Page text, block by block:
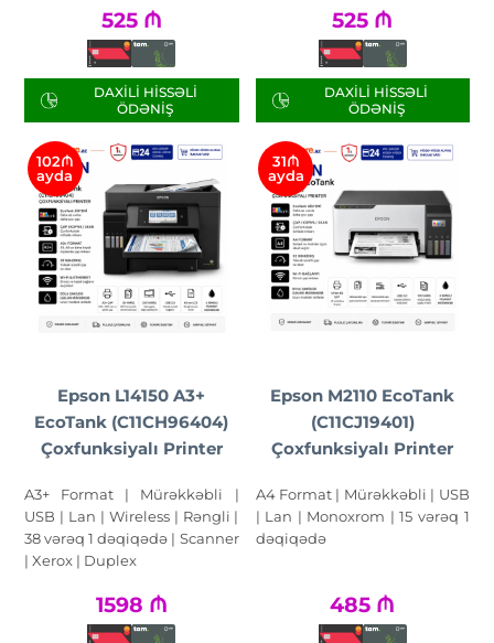
525 ₼
DAXILI HISSƏLI
ÖDƏNIŞ
525 ₼
DAXILI HISSƏLI
ÖDƏNIŞ
102₼
ayda
Epson L14150 A3+
EcoTank (C11CH96404)
Çoxfunksiyalı Printer
A3+ Format | Mürəkkəbli |
USB | Lan | Wireless | Rəngli |
38 vərəq 1 dəqiqədə | Scanner
| Xerox | Duplex
1598 ₼
31₼
ayda
Epson M2110 EcoTank
(C11CJ19401)
Çoxfunksiyalı Printer
A4 Format | Mürəkkəbli | USB
| Lan | Monoxrom | 15 vərəq 1
dəqiqədə
485 ₼